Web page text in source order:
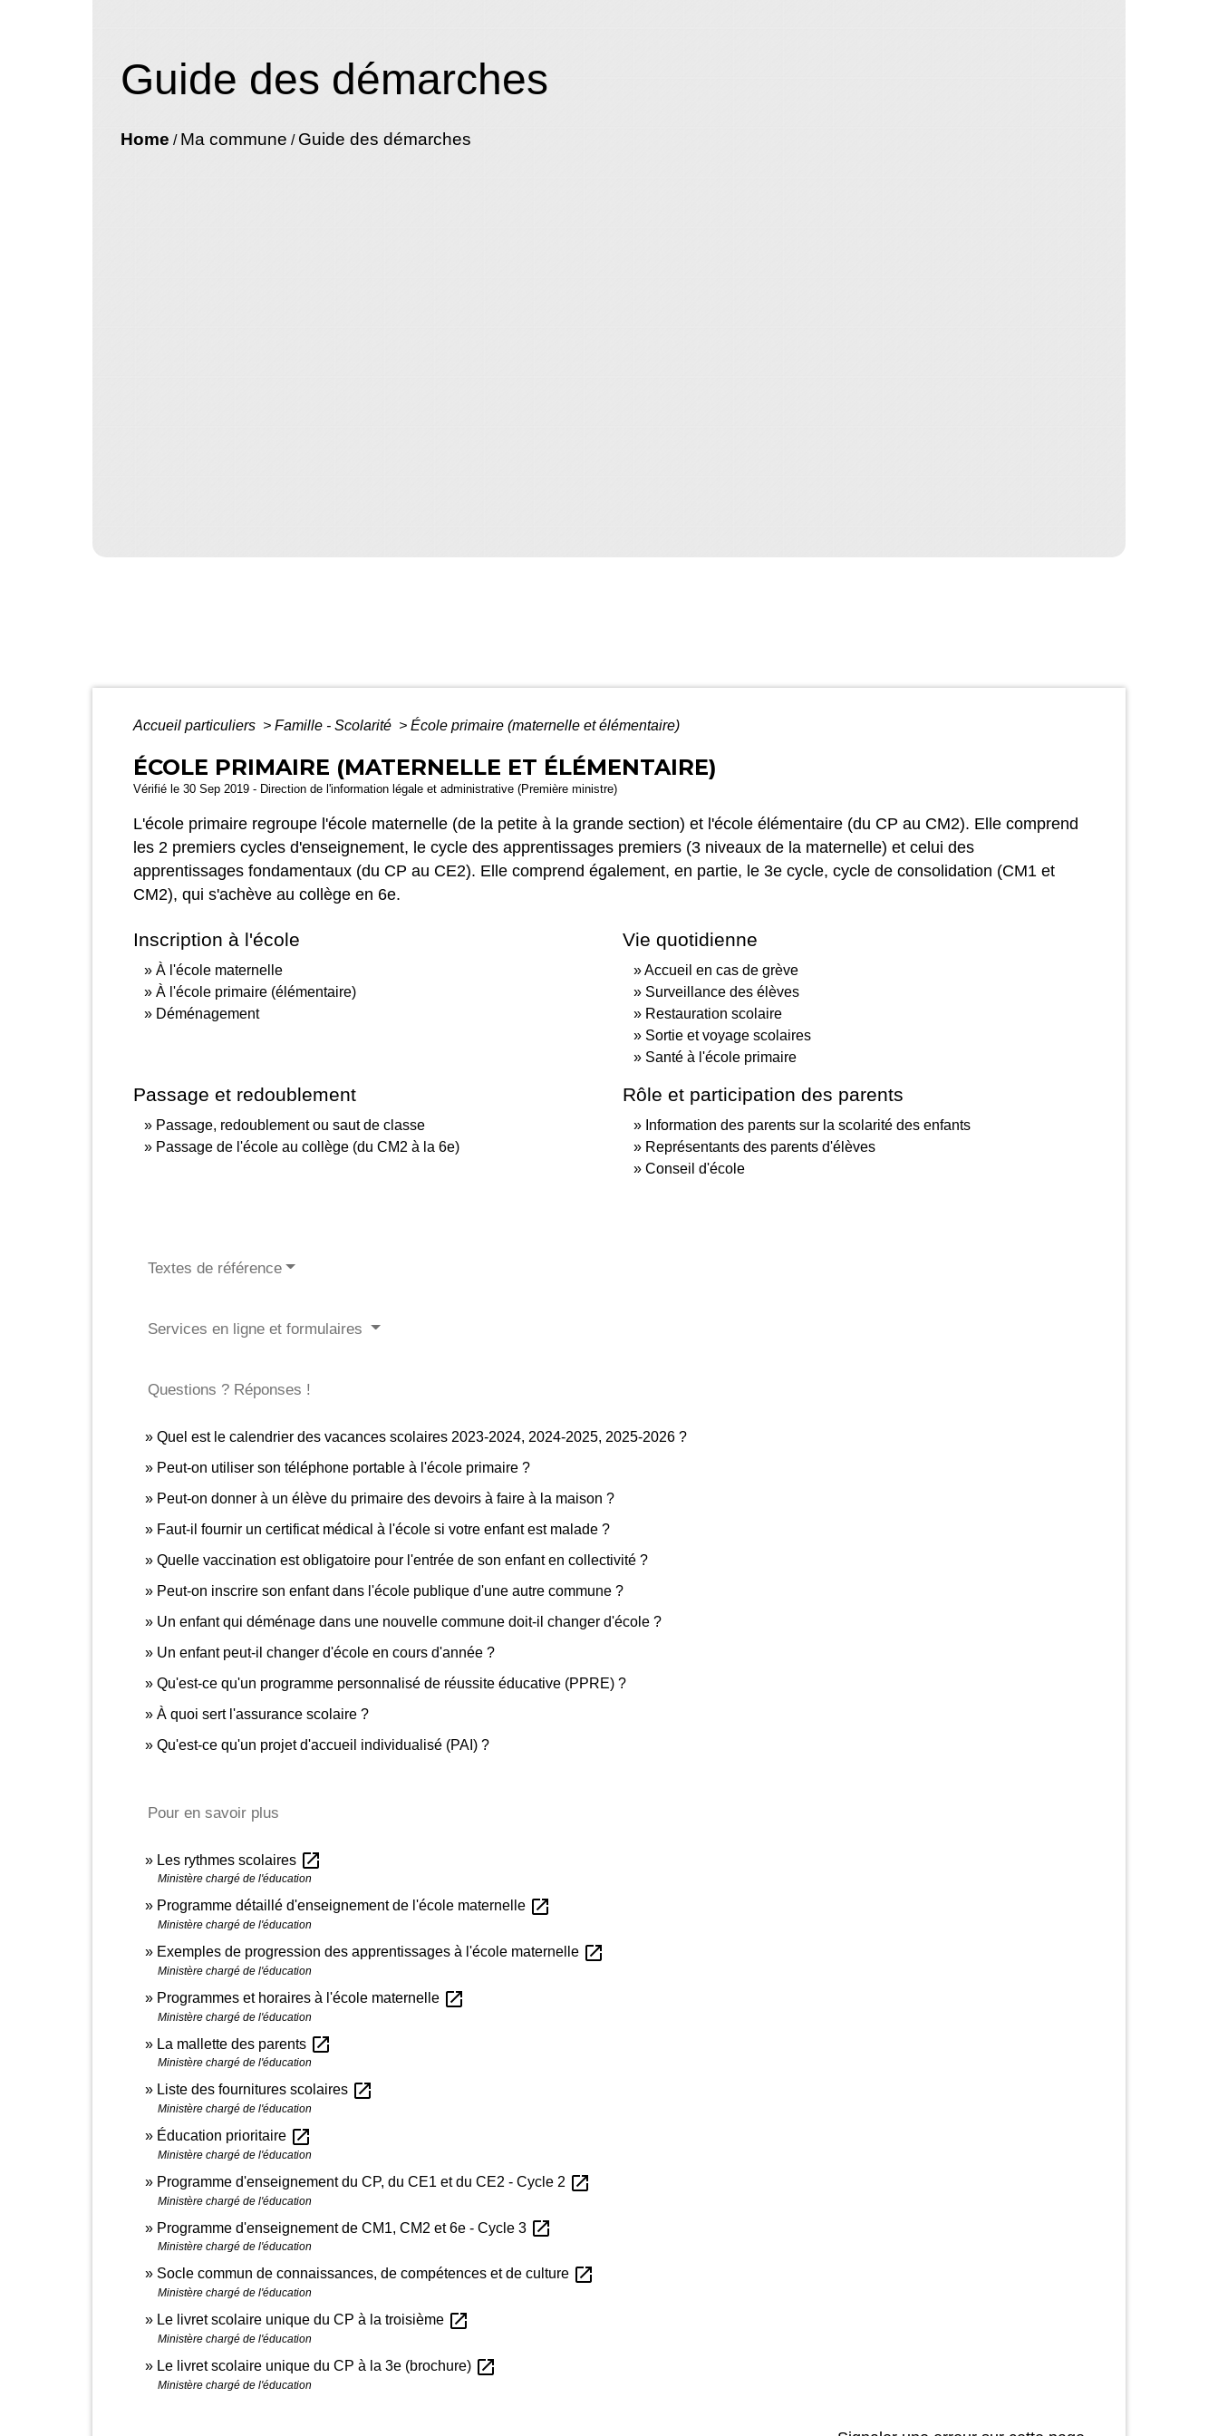
Guide des démarches
Home / Ma commune / Guide des démarches
Accueil particuliers > Famille - Scolarité > École primaire (maternelle et élémentaire)
ÉCOLE PRIMAIRE (MATERNELLE ET ÉLÉMENTAIRE)
Vérifié le 30 Sep 2019 - Direction de l'information légale et administrative (Première ministre)
L'école primaire regroupe l'école maternelle (de la petite à la grande section) et l'école élémentaire (du CP au CM2). Elle comprend
les 2 premiers cycles d'enseignement, le cycle des apprentissages premiers (3 niveaux de la maternelle) et celui des
apprentissages fondamentaux (du CP au CE2). Elle comprend également, en partie, le 3e cycle, cycle de consolidation (CM1 et
CM2), qui s'achève au collège en 6e.
Inscription à l'école
À l'école maternelle
À l'école primaire (élémentaire)
Déménagement
Vie quotidienne
Accueil en cas de grève
Surveillance des élèves
Restauration scolaire
Sortie et voyage scolaires
Santé à l'école primaire
Passage et redoublement
Passage, redoublement ou saut de classe
Passage de l'école au collège (du CM2 à la 6e)
Rôle et participation des parents
Information des parents sur la scolarité des enfants
Représentants des parents d'élèves
Conseil d'école
Textes de référence
Services en ligne et formulaires
Questions ? Réponses !
Quel est le calendrier des vacances scolaires 2023-2024, 2024-2025, 2025-2026 ?
Peut-on utiliser son téléphone portable à l'école primaire ?
Peut-on donner à un élève du primaire des devoirs à faire à la maison ?
Faut-il fournir un certificat médical à l'école si votre enfant est malade ?
Quelle vaccination est obligatoire pour l'entrée de son enfant en collectivité ?
Peut-on inscrire son enfant dans l'école publique d'une autre commune ?
Un enfant qui déménage dans une nouvelle commune doit-il changer d'école ?
Un enfant peut-il changer d'école en cours d'année ?
Qu'est-ce qu'un programme personnalisé de réussite éducative (PPRE) ?
À quoi sert l'assurance scolaire ?
Qu'est-ce qu'un projet d'accueil individualisé (PAI) ?
Pour en savoir plus
Les rythmes scolaires open_in_new
Ministère chargé de l'éducation
Programme détaillé d'enseignement de l'école maternelle open_in_new
Ministère chargé de l'éducation
Exemples de progression des apprentissages à l'école maternelle open_in_new
Ministère chargé de l'éducation
Programmes et horaires à l'école maternelle open_in_new
Ministère chargé de l'éducation
La mallette des parents open_in_new
Ministère chargé de l'éducation
Liste des fournitures scolaires open_in_new
Ministère chargé de l'éducation
Éducation prioritaire open_in_new
Ministère chargé de l'éducation
Programme d'enseignement du CP, du CE1 et du CE2 - Cycle 2 open_in_new
Ministère chargé de l'éducation
Programme d'enseignement de CM1, CM2 et 6e - Cycle 3 open_in_new
Ministère chargé de l'éducation
Socle commun de connaissances, de compétences et de culture open_in_new
Ministère chargé de l'éducation
Le livret scolaire unique du CP à la troisième open_in_new
Ministère chargé de l'éducation
Le livret scolaire unique du CP à la 3e (brochure) open_in_new
Ministère chargé de l'éducation